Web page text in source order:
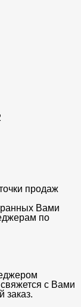
продаж
Вами
по
с Вами
заказ.